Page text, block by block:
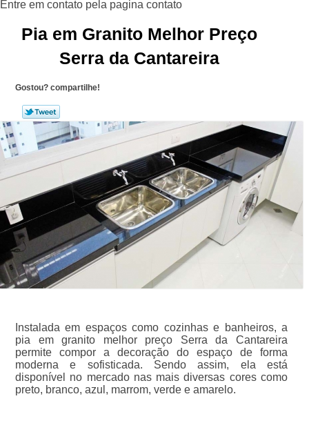
Pia em Granito Melhor Preço
Serra da Cantareira
Gostou? compartilhe!
Instalada em espaços como cozinhas e banheiros, a
pia em granito melhor preço Serra da Cantareira
permite compor a decoração do espaço de forma
moderna e sofisticada. Sendo assim, ela está
disponível no mercado nas mais diversas cores como
preto, branco, azul, marrom, verde e amarelo.